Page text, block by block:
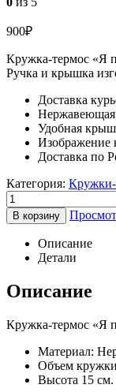
900₽
Кружка-термос «Я
Ручка и крышка
Доставка
Нержавеющая
Удобная
Изображение
Доставка по
Категория:
В корзину
Описание
Детали
Описание
Кружка-термос «Я
Материал:
Объем
Высота 15 см.